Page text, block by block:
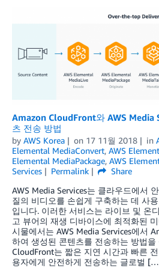
Amazon CloudFront와 AWS Media
츠 전송 방법
by AWS Korea on 17 11월 2018 in
Elemental MediaConvert, AWS
Elemental MediaPackage, AWS
Services
Permalink
Share
AWS Media Services는 클라우드에서
질의 비디오를 손쉽게 구축하는 데 사
입니다. 이러한 서비스는 라이브 및 온
고 뷰어의 재생 디바이스에 최적화된
시물에서는 AWS Media Services에서
하여 생성된 콘텐츠를 전송하는 방법
CloudFront는 짧은 지연 시간과 빠른
용자에게 안전하게 전송하는 글로벌